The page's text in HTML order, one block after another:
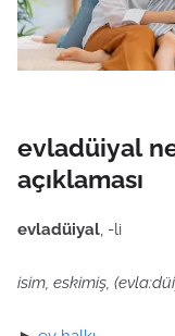
evladüiyal
açıklaması
evladüiyal, -li
isim, eskimiş,